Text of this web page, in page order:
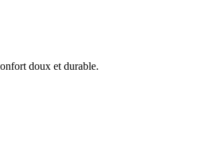
doux et durable.